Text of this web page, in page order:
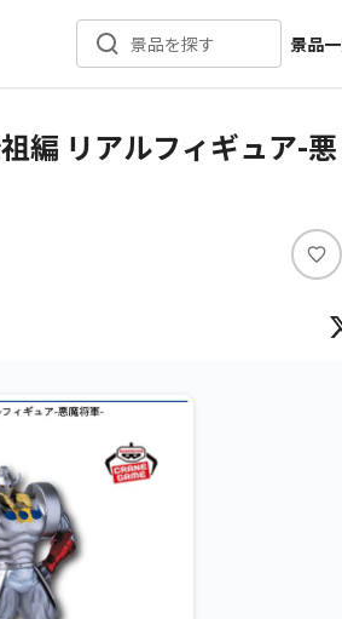
景品を探す
景品
新着
カテ
編 リアルフィギュア-悪
い
ね